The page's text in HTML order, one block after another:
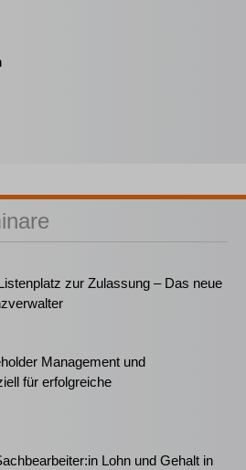
zur Zulassung – Das neue
Management und
für erfolgreiche
Lohn und Gehalt in